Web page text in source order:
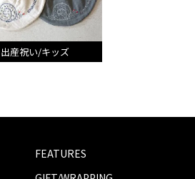
出産祝い/キッズ
FEATURES